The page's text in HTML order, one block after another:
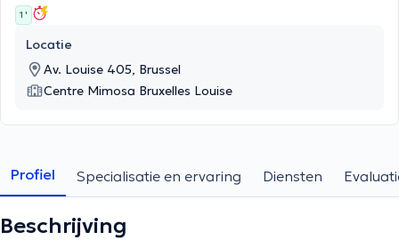
1 '
Locatie
Av. Louise 405, Brussel
Centre Mimosa Bruxelles Louise
Profiel Specialisatie en ervaring Diensten
Beschrijving